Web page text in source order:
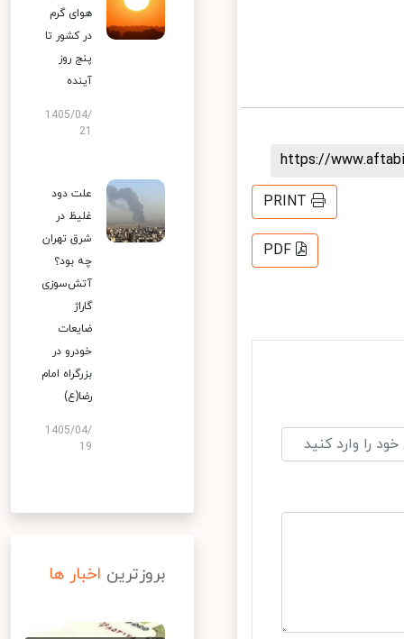
https://
PRINT
PDF
هوای گرم
در کشور تا
پنج روز
آینده
1405/04/
علت دود
غلیظ در
شرق تهران
چه بود؟
آتش‌سوزی
گاراژ
ضایعات
خودرو در
بزرگراه امام
رضا(ع)
1405/04/
19
بروزترین اخبار ها